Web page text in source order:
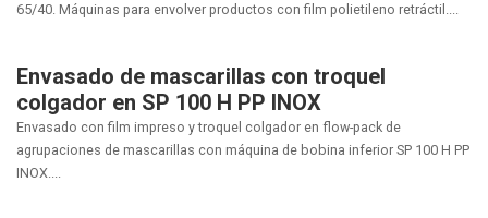
65/40. Máquinas para envolver productos con film polietileno retráctil....
Envasado de mascarillas con troquel
colgador en SP 100 H PP INOX
Envasado con film impreso y troquel colgador en flow-pack de
agrupaciones de mascarillas con máquina de bobina inferior SP 100 H PP
INOX....